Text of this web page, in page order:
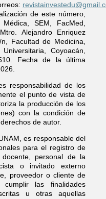
de este número,
SEM, FacMed,
Alejandro Enriquez
Facultad de Medicina,
Coyoacán,
Fecha de la última
responsabilidad de los
el punto de vista de
la producción de los
con la condición de
de autor.
es responsable del
para el registro de
personal de la
o invitado externo
proveedor o cliente de
cumplir las finalidades
u otras aquellas